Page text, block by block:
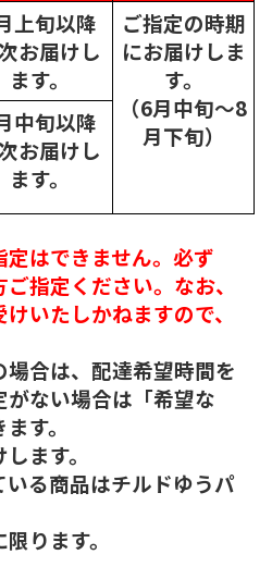
上旬以降
お届けし
ます。
ご指定の時期
にお届けしま
す。
（6月中旬～8
月下旬）
中旬以降
お届けし
ます。
はできません。必ず
指定ください。なお、
いたしかねますので、
合は、配達希望時間を
ない場合は「希望な
す。
ます。
る商品はチルドゆうパ
ります。